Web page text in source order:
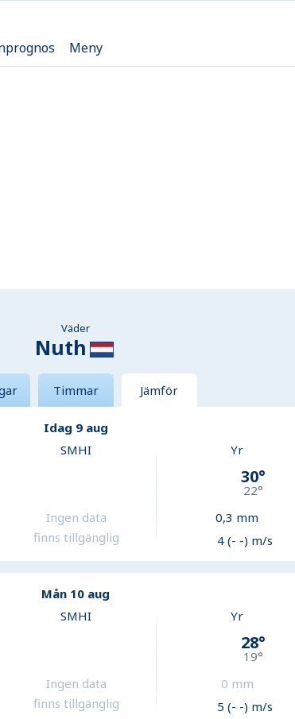
Meny
Väder
Nuth
Timmar Jämför
Idag 9 aug
SMHI
Ingen data
finns tillgänglig
Yr
30°
22°
0,3 mm
4 (- -) m/s
Mån 10 aug
SMHI
Ingen data
finns tillgänglig
Yr
28°
19°
0 mm
5 (- -) m/s